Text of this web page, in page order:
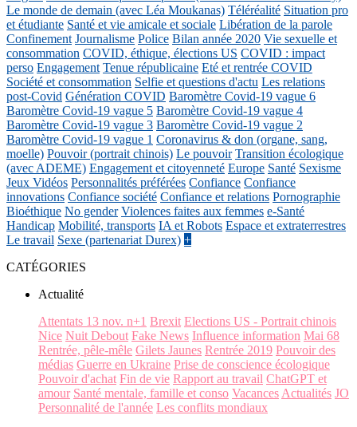
Le monde de demain (avec Léa Moukanas) Téléréalité Situation pro
et étudiante Santé et vie amicale et sociale Libération de la parole
Confinement Journalisme Police Bilan année 2020 Vie sexuelle et
consommation COVID, éthique, élections US COVID : impact
perso Engagement Tenue républicaine Eté et rentrée COVID
Société et consommation Selfie et questions d'actu Les relations
post-Covid Génération COVID Baromètre Covid-19 vague 6
Baromètre Covid-19 vague 5 Baromètre Covid-19 vague 4
Baromètre Covid-19 vague 3 Baromètre Covid-19 vague 2
Baromètre Covid-19 vague 1 Coronavirus & don (organe, sang,
moelle) Pouvoir (portrait chinois) Le pouvoir Transition écologique
(avec ADEME) Engagement et citoyenneté Europe Santé Sexisme
Jeux Vidéos Personnalités préférées Confiance Confiance
innovations Confiance société Confiance et relations Pornographie
Bioéthique No gender Violences faites aux femmes e-Santé
Handicap Mobilité, transports IA et Robots Espace et extraterrestres
Le travail Sexe (partenariat Durex) +
CATÉGORIES
Actualité
Attentats 13 nov. n+1 Brexit Elections US - Portrait chinois
Nice Nuit Debout Fake News Influence information Mai 68
Rentrée, pêle-mêle Gilets Jaunes Rentrée 2019 Pouvoir des
médias Guerre en Ukraine Prise de conscience écologique
Pouvoir d'achat Fin de vie Rapport au travail ChatGPT et
amour Santé mentale, famille et conso Vacances Actualités JO
Personnalité de l'année Les conflits mondiaux